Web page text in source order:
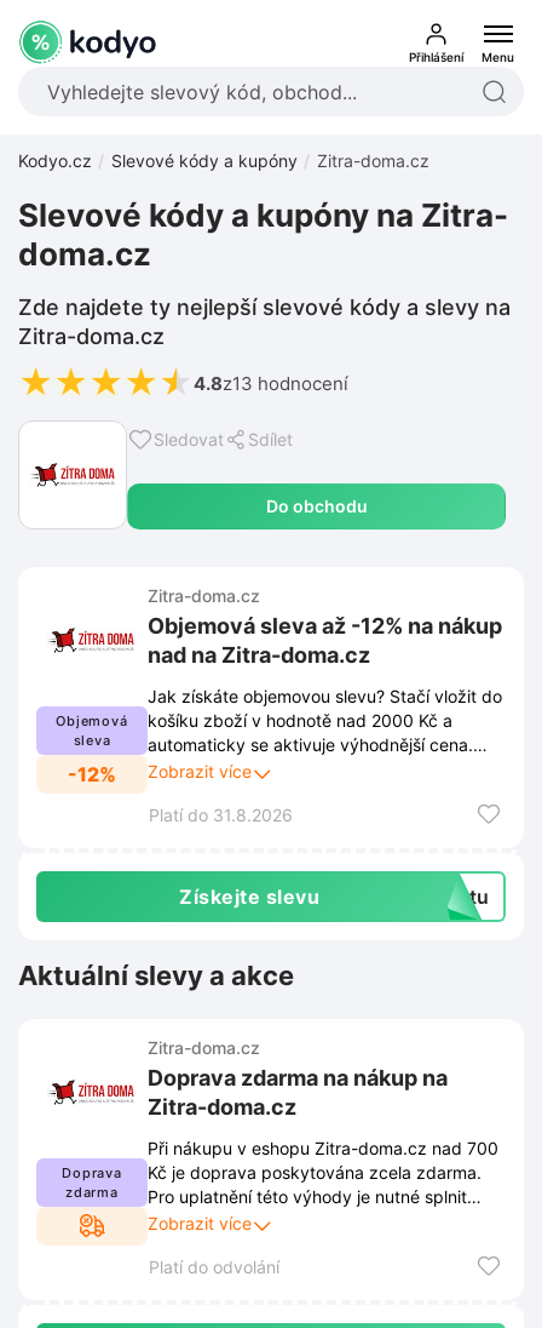
Přihlášení Menu
Kodyo.cz Slevové kódy a kupóny Zitra-doma.cz
Sledovat Sdílet
Do obchodu
Slevové kódy a kupóny na Zitra-
doma.cz
Zde najdete ty nejlepší slevové kódy a slevy na
Zitra-doma.cz
★★★★★ 4.8z13 hodnocení
Objemová
sleva
-12%
Zitra-doma.cz
Objemová sleva až -12% na nákup
nad na Zitra-doma.cz
Jak získáte objemovou slevu? Stačí vložit do
košíku zboží v hodnotě nad 2000 Kč a
automaticky se aktivuje výhodnější cena.
Celková úspora při větším nákupu dosahuje
informací naleznete v odkazu.
Zobrazit více
Platí do 31.8.2026
Získejte slevu extu
Aktuální slevy a akce
Doprava
zdarma
Zitra-doma.cz
Doprava zdarma na nákup na
Zitra-doma.cz
Při nákupu v eshopu Zitra-doma.cz nad 700
Kč je doprava poskytována zcela zdarma.
Pro uplatnění této výhody je nutné splnit
aktuální pravidla stanovená provozovatelem.
webových stránkách a podléhají případným
Zobrazit více
Platí do odvolání